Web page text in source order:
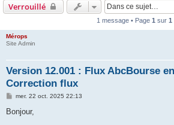
Verrouillé
1 message • Page 1 sur 1
Mérops
Site Admin
Version 12.001 : Flux AbcBourse
Correction flux
M
s
mer. 22 oct. 2025 22:13
Bonjour,